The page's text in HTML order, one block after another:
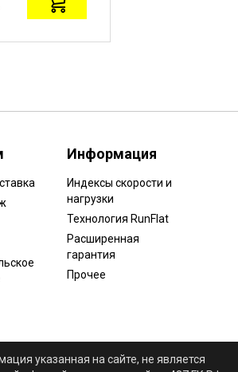
Информация
Индексы скорости и
нагрузки
Технология RunFlat
Расширенная
гарантия
Прочее
указанная на сайте, не является